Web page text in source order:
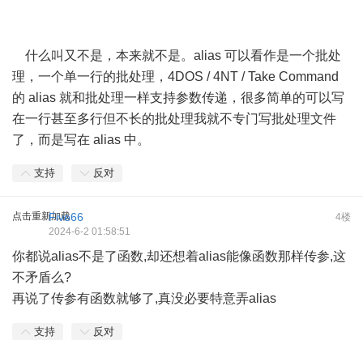
什么叫又不是，本来就不是。alias 可以看作是一个批处
理，一个单一行的批处理，4DOS / 4NT / Take Command
的 alias 就和批处理一样支持参数传递，很多简单的可以写
在一行甚至多行但不长的批处理我就不专门写批处理文件
了，而是写在 alias 中。
支持 反对
点击重新加载 4楼
Five66
2024-6-2 01:58:51
你都说alias不是了函数,却还想着alias能像函数那样传参,这
不矛盾么?
再说了传参有函数就够了,真没必要特意弄alias
支持 反对